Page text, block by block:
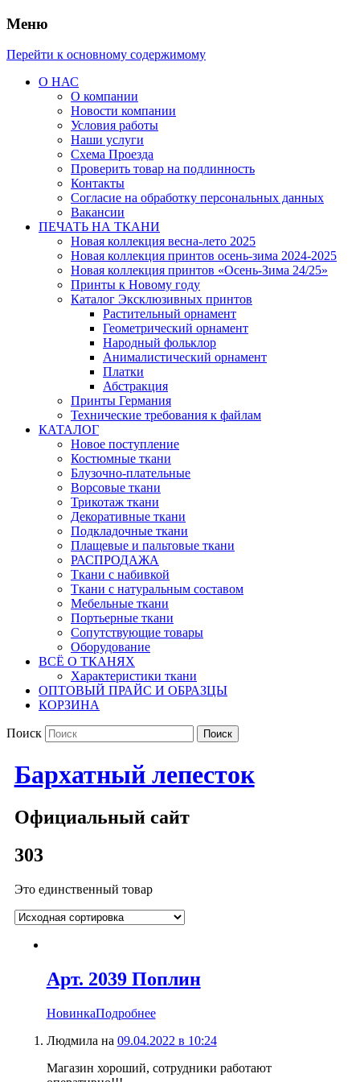
Меню
Перейти к основному содержимому
О НАС
О компании
Новости компании
Условия работы
Наши услуги
Схема Проезда
Проверить товар на подлинность
Контакты
Согласие на обработку персональных данных
Вакансии
ПЕЧАТЬ НА ТКАНИ
Новая коллекция весна-лето 2025
Новая коллекция принтов осень-зима 2024-2025
Новая коллекция принтов «Осень-Зима 24/25»
Принты к Новому году
Каталог Эксклюзивных принтов
Растительный орнамент
Геометрический орнамент
Народный фольклор
Анималистический орнамент
Платки
Абстракция
Принты Германия
Технические требования к файлам
КАТАЛОГ
Новое поступление
Костюмные ткани
Блузочно-плательные
Ворсовые ткани
Трикотаж ткани
Декоративные ткани
Подкладочные ткани
Плащевые и пальтовые ткани
РАСПРОДАЖА
Ткани с набивкой
Ткани с натуральным составом
Мебельные ткани
Портьерные ткани
Сопутствующие товары
Оборудование
ВСЁ О ТКАНЯХ
Характеристики ткани
ОПТОВЫЙ ПРАЙС И ОБРАЗЦЫ
КОРЗИНА
Поиск
Бархатный лепесток
Официальный сайт
303
Это единственный товар
Арт. 2039 Поплин
НовинкаПодробнее
Людмила на 09.04.2022 в 10:24
Магазин хороший, сотрудники работают